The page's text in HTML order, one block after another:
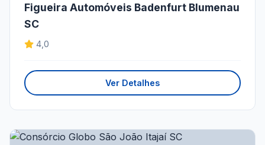
Figueira Automóveis Badenfurt Blumenau
SC
4,0
Ver Detalhes